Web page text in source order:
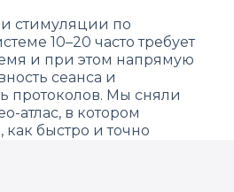
стимуляции по
10–20 часто требует
и при этом напрямую
сеанса и
протоколов. Мы сняли
атлас, в котором
как быстро и точно